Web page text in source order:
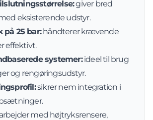
giver bred
eksisterende udstyr.
på 25 bar:håndterer krævende
effektivt.
systemer:ideel til brug
og rengøringsudstyr.
sikrer nem integration i
med højtryksrensere,